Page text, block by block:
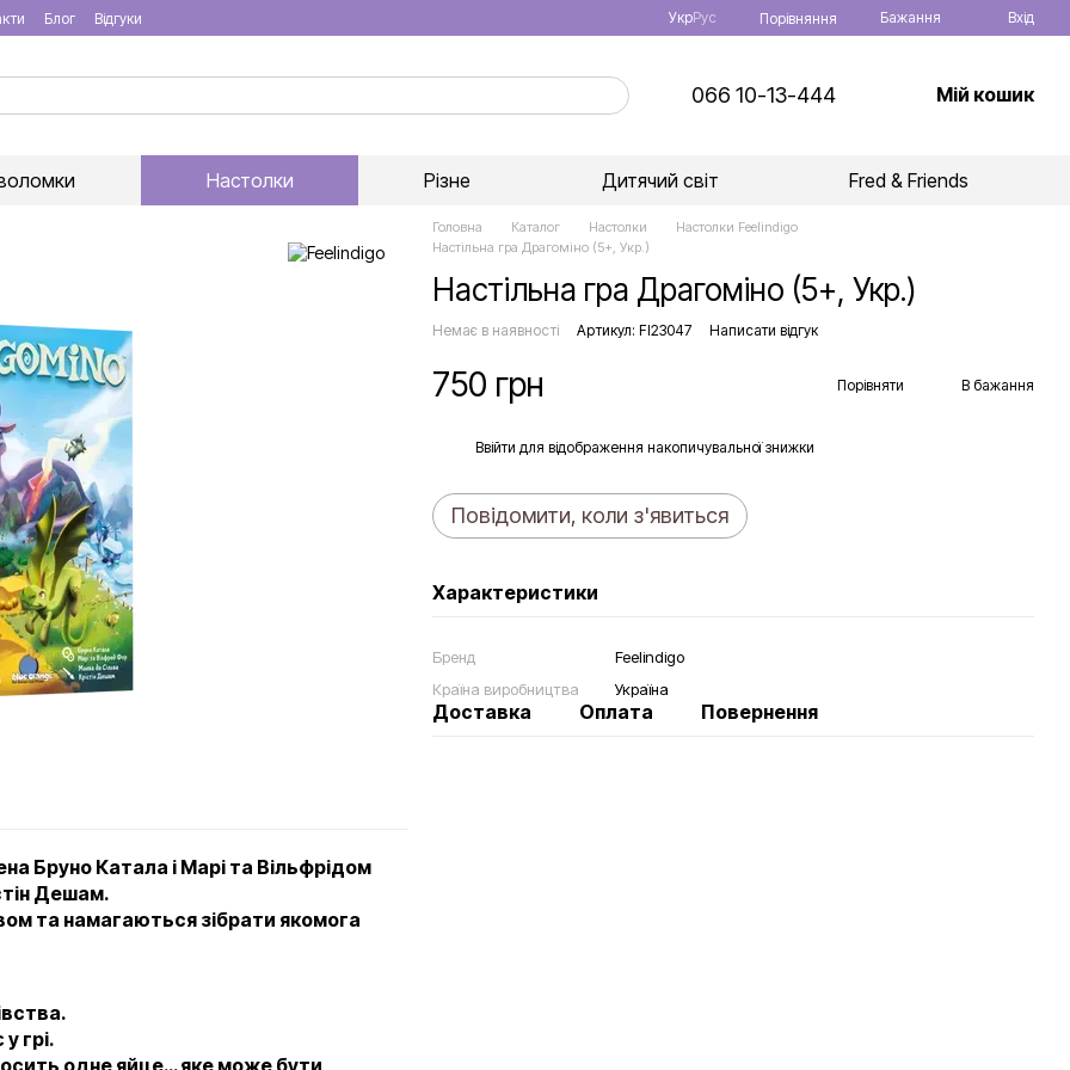
Блог Відгуки УкрРус Порівняння Бажання Вхід
066 10-13-444 Мій кошик
Настолки Різне Дитячий світ Fred & Friends
Бруно Катала і Марі та Вільфрідом
Дешам.
та намагаються зібрати якомога
грі.
одне яйце… яке може бути
Головна Каталог Настолки
Настолки Feelindigo
Настільна гра Драгоміно (5+, Укр.)
Настільна гра Драгоміно (5+, Укр.)
Немає в наявності Артикул: FI23047 Написати відгук
750 грн Порівняти В бажання
Ввійти для відображення накопичувальної знижки
Повідомити, коли з'явиться
Характеристики
Бренд
Feelindigo
Країна виробництва
Україна
Доставка Оплата Повернення